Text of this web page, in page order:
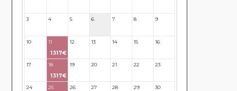
3 4 5 6 7 8 9
10 11
1317€
12 13 14 15 16
17 18
1317€
19 20 21 22 23
24 25 26 27 28 29 30